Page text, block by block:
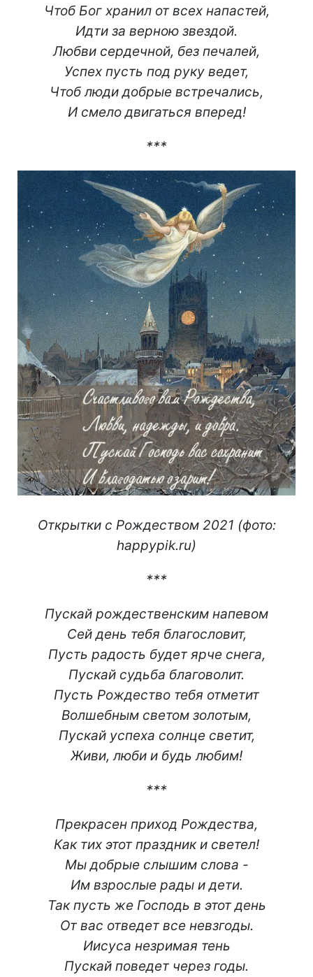
Чтоб Бог хранил от всех напастей,
Идти за верною звездой.
Любви сердечной, без печалей,
Успех пусть под руку ведет,
Чтоб люди добрые встречались,
И смело двигаться вперед!
***
Открытки с Рождеством 2021 (фото:
happypik.ru)
***
Пускай рождественским напевом
Сей день тебя благословит,
Пусть радость будет ярче снега,
Пускай судьба благоволит.
Пусть Рождество тебя отметит
Волшебным светом золотым,
Пускай успеха солнце светит,
Живи, люби и будь любим!
***
Прекрасен приход Рождества,
Как тих этот праздник и светел!
Мы добрые слышим слова -
Им взрослые рады и дети.
Так пусть же Господь в этот день
От вас отведет все невзгоды.
Иисуса незримая тень
Пускай поведет через годы.